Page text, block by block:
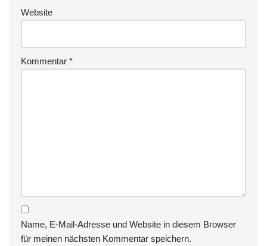
Website
Kommentar *
Name, E-Mail-Adresse und Website in diesem Browser
für meinen nächsten Kommentar speichern.